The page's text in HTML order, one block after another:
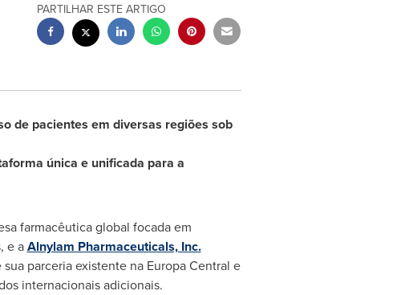
PARTILHAR ESTE ARTIGO
de pacientes em diversas regiões sob
única e unificada para a
farmacêutica global focada em
e aAlnylam Pharmaceuticals, Inc.
parceria existente na Europa Central e
internacionais adicionais.